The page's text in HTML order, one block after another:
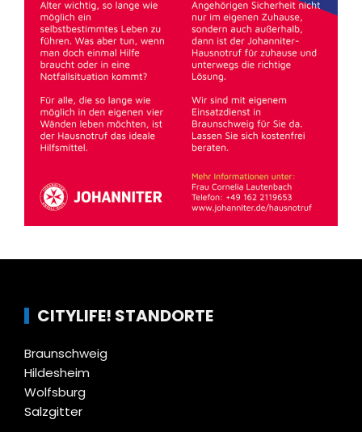
CITYLIFE! STANDORTE
Braunschweig
Hildesheim
Wolfsburg
Salzgitter